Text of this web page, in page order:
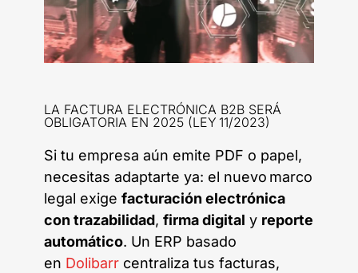
LA FACTURA ELECTRÓNICA B2B SERÁ
OBLIGATORIA EN 2025 (LEY 11/2023)
Si tu empresa aún emite PDF o papel,
necesitas adaptarte ya: el nuevo marco
legal exige facturación electrónica
con trazabilidad, firma digital y reporte
automático. Un ERP basado
en Dolibarr centraliza tus facturas,